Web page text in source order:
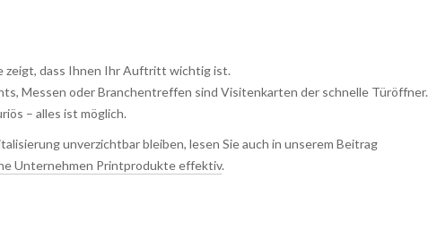
zeigt, dass Ihnen Ihr Auftritt wichtig ist.
Messen oder Branchentreffen sind Visitenkarten der schnelle Türöffner.
– alles ist möglich.
unverzichtbar bleiben, lesen Sie auch in unserem Beitrag
Unternehmen Printprodukte effektiv.